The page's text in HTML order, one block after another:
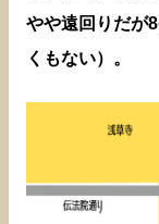
やや遠回りだが
くもない）。